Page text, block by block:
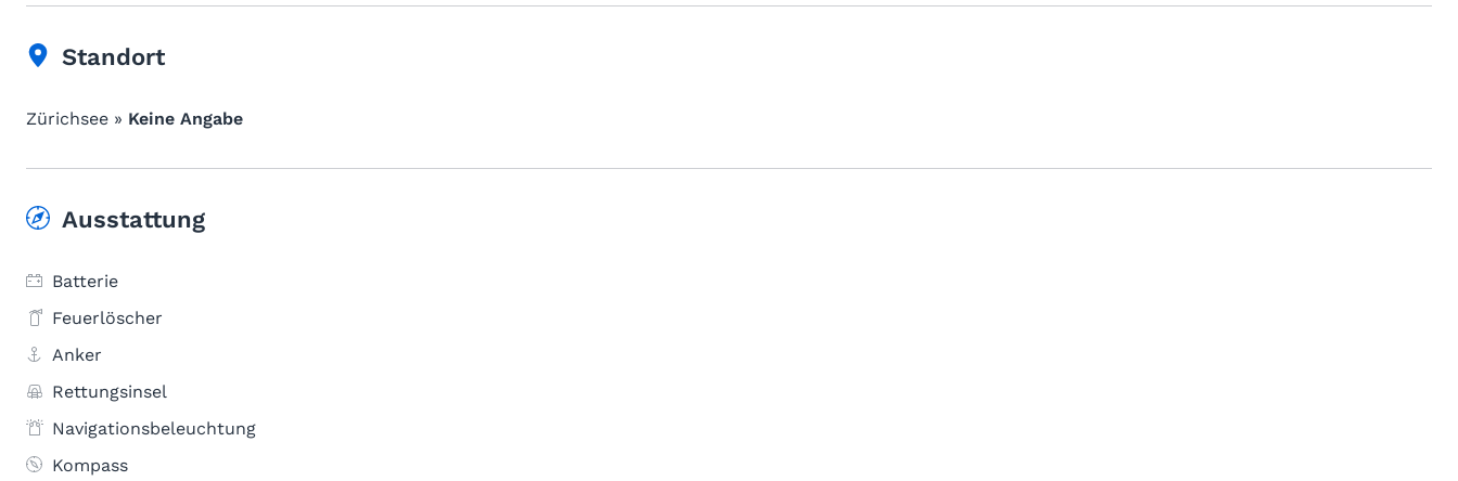
Standort
Zürichsee » Keine Angabe
Ausstattung
Batterie
Feuerlöscher
Anker
Rettungsinsel
Navigationsbeleuchtung
Kompass